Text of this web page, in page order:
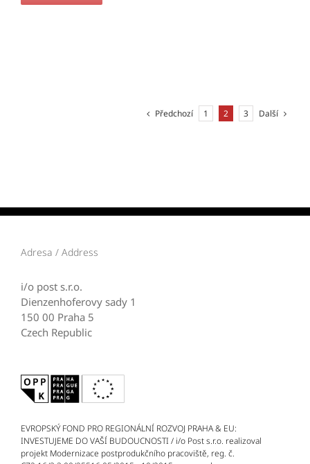
Předchozí 1 2 3 Další
Adresa / Address
i/o post s.r.o.
Dienzenhoferovy sady 1
150 00 Praha 5
Czech Republic
EVROPSKÝ FOND PRO REGIONÁLNÍ ROZVOJ PRAHA & EU:
INVESTUJEME DO VAŠÍ BUDOUCNOSTI / i/o Post s.r.o. realizoval
projekt Modernizace postprodukčního pracoviště, reg. č.